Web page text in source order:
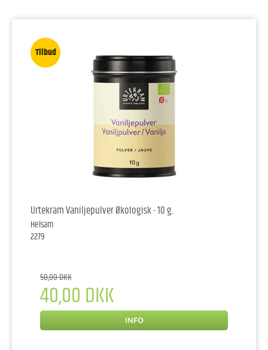
Tilbud
Urtekram Vaniljepulver Økologisk - 10 g.
Helsam
2279
50,00 DKK
40,00 DKK
INFO